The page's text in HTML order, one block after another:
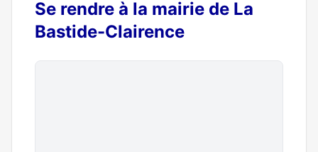
Se rendre à la mairie de La
Bastide-Clairence